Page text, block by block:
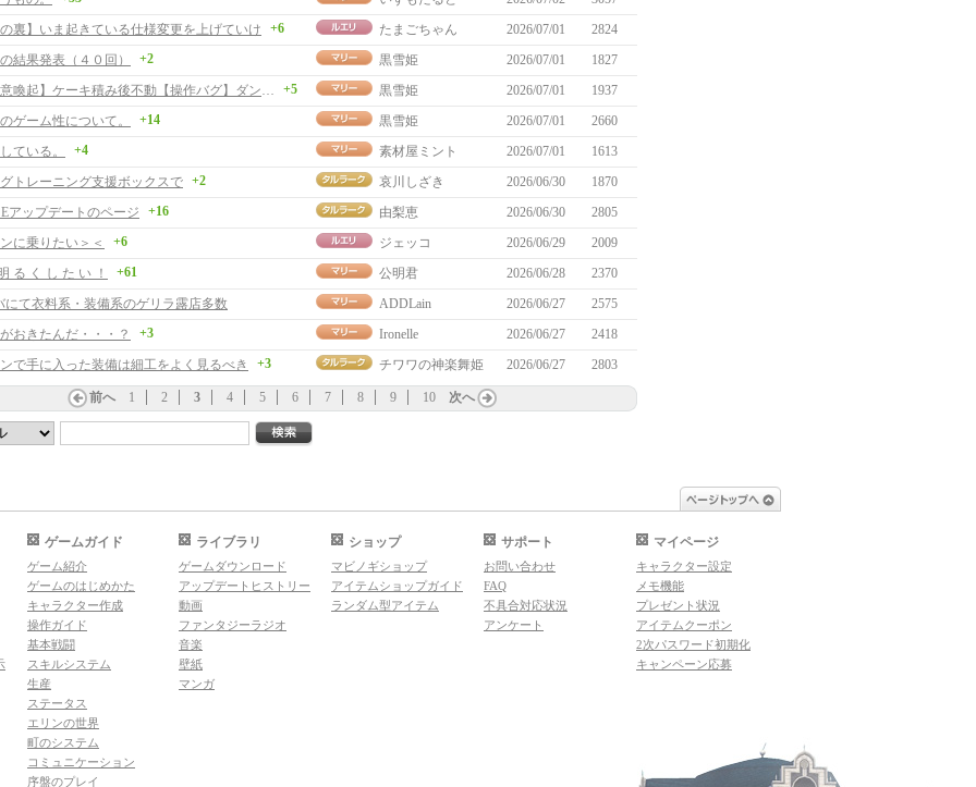
裏】いま起きている仕様変更を上げていけ
+6 たまごちゃん 2026/07/01
2824
結果発表（４０回）
+2 黒雪姫 2026/07/01
1827
【バグ注意喚起】ケーキ積み後不動【操作バグ】ダンス不動
+5 黒雪姫 2026/07/01
1937
ゲーム性について。
+14 黒雪姫 2026/07/01
2660
ている。
+4 素材屋ミント 2026/07/01
1613
トレーニング支援ボックスで +2 哀川しざき 2026/06/30
1870
アップデートのページ
+16 由梨恵 2026/06/30
2805
に乗りたい＞＜
+6 ジェッコ 2026/06/29
2009
る く し た い ！
+61 公明君 2026/06/28
2370
にて衣料系・装備系のゲリラ露店多数
ADDLain 2026/06/27
2575
おきたんだ・・・？
+3 Ironelle 2026/06/27
2418
で手に入った装備は細工をよく見るべき
+3 チワワの神楽舞姫 2026/06/27 2803
前へ 1 2 3 4 5 6 7 8 9 10 次へ
ゲームガイド
ゲーム紹介
ゲームのはじめかた
キャラクター作成
操作ガイド
基本戦闘
スキルシステム
生産
ステータス
エリンの世界
町のシステム
コミュニケーション
序盤のプレイ
ライブラリ
ゲームダウンロード
アップデートヒストリー
動画
ファンタジーラジオ
音楽
壁紙
マンガ
ショップ
マビノギショップ
アイテムショップガイド
ランダム型アイテム
サポート
お問い合わせ
FAQ
不具合対応状況
アンケート
マイページ
キャラクター設定
メモ機能
プレゼント状況
アイテムクーポン
2次パスワード初期化
キャンペーン応募